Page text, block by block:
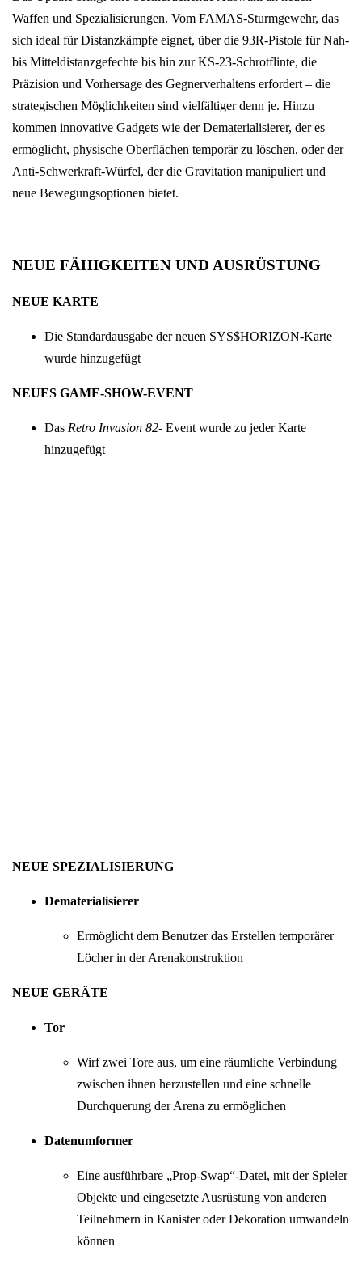
Waffen und Spezialisierungen. Vom FAMAS-Sturmgewehr, das
sich ideal für Distanzkämpfe eignet, über die 93R-Pistole für Nah-
bis Mitteldistanzgefechte bis hin zur KS-23-Schrotflinte, die
Präzision und Vorhersage des Gegnerverhaltens erfordert – die
strategischen Möglichkeiten sind vielfältiger denn je. Hinzu
kommen innovative Gadgets wie der Dematerialisierer, der es
ermöglicht, physische Oberflächen temporär zu löschen, oder der
Anti-Schwerkraft-Würfel, der die Gravitation manipuliert und
neue Bewegungsoptionen bietet.
NEUE FÄHIGKEITEN UND AUSRÜSTUNG
NEUE KARTE
Die Standardausgabe der neuen SYS$HORIZON-Karte
wurde hinzugefügt
NEUES GAME-SHOW-EVENT
Das Retro Invasion 82- Event wurde zu jeder Karte
hinzugefügt
NEUE SPEZIALISIERUNG
Dematerialisierer
Ermöglicht dem Benutzer das Erstellen temporärer
Löcher in der Arenakonstruktion
NEUE GERÄTE
Tor
Wirf zwei Tore aus, um eine räumliche Verbindung
zwischen ihnen herzustellen und eine schnelle
Durchquerung der Arena zu ermöglichen
Datenumformer
Eine ausführbare „Prop-Swap“-Datei, mit der Spieler
Objekte und eingesetzte Ausrüstung von anderen
Teilnehmern in Kanister oder Dekoration umwandeln
können